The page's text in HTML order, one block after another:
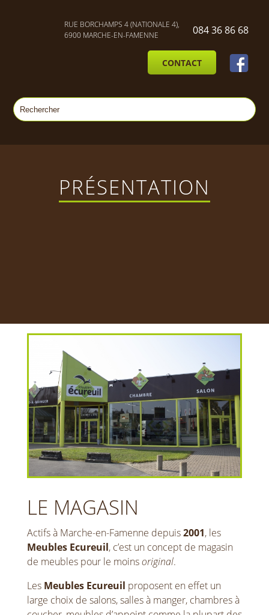
RUE BORCHAMPS 4 (NATIONALE 4),
6900 MARCHE-EN-FAMENNE
084 36 86 68
CONTACT
PRÉSENTATION
LE MAGASIN
Actifs à Marche-en-Famenne depuis2001, les
Meubles Ecureuil, c’est un concept de magasin
de meubles pour le moinsoriginal.
Les Meubles Ecureuil proposent en effet un
large choix de salons, salles à manger, chambres à